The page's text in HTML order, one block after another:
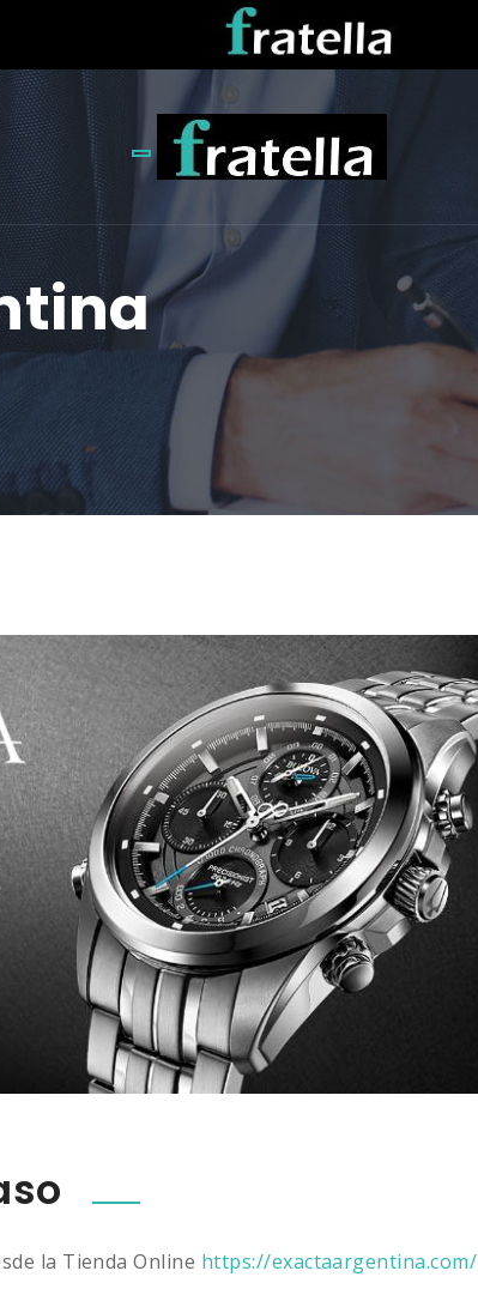
Toggle navigation
la Tienda Online https://exactaargentina.com/